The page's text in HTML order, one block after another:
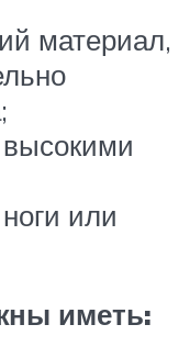
материал,
или
иметь: